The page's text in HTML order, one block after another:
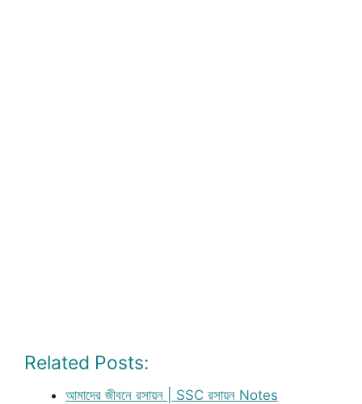
Related Posts:
আমাদের জীবনে রসায়ন | SSC রসায়ন Notes